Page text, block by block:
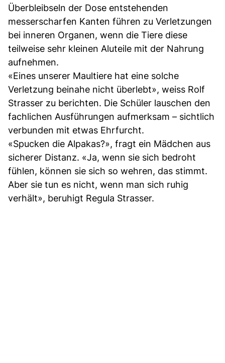
Überbleibseln der Dose entstehenden
messerscharfen Kanten führen zu Verletzungen
bei inneren Organen, wenn die Tiere diese
teilweise sehr kleinen Aluteile mit der Nahrung
aufnehmen.
«Eines unserer Maultiere hat eine solche
Verletzung beinahe nicht überlebt», weiss Rolf
Strasser zu berichten. Die Schüler lauschen den
fachlichen Ausführungen aufmerksam – sichtlich
verbunden mit etwas Ehrfurcht.
«Spucken die Alpakas?», fragt ein Mädchen aus
sicherer Distanz. «Ja, wenn sie sich bedroht
fühlen, können sie sich so wehren, das stimmt.
Aber sie tun es nicht, wenn man sich ruhig
verhält», beruhigt Regula Strasser.